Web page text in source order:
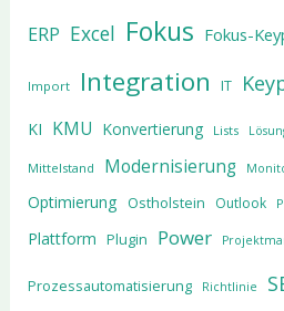
ERP Excel Fokus Fokus-
Import Integration IT
KI KMU Konvertierung Lists
Mittelstand Modernisierung
Optimierung Ostholstein Outlook
Plattform Plugin Power
Prozessautomatisierung Richtlinie